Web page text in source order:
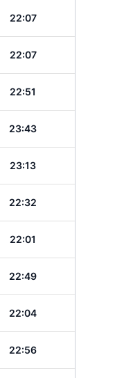
22:07
22:07
22:51
23:43
23:13
22:32
22:01
22:49
22:04
22:56